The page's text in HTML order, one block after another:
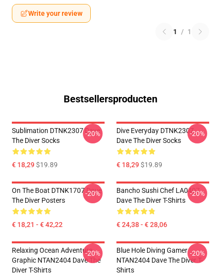
Write your review
1 / 1
Bestsellersproducten
Sublimation DTNK2307 Dave
The Diver Socks
€ 18,29$19.89
-20%
Dive Everyday DTNK2307
Dave The Diver Socks
€ 18,29$19.89
-20%
On The Boat DTNK1707 Dave
The Diver Posters
€ 18,21 - € 42,22
-20%
Bancho Sushi Chef LA0407
Dave The Diver T-Shirts
€ 24,38 - € 28,06
-20%
Relaxing Ocean Adventure
Graphic NTAN2404 Dave The
Diver T-Shirts
-20%
Blue Hole Diving Gamer
NTAN2404 Dave The Diver T-
Shirts
-20%